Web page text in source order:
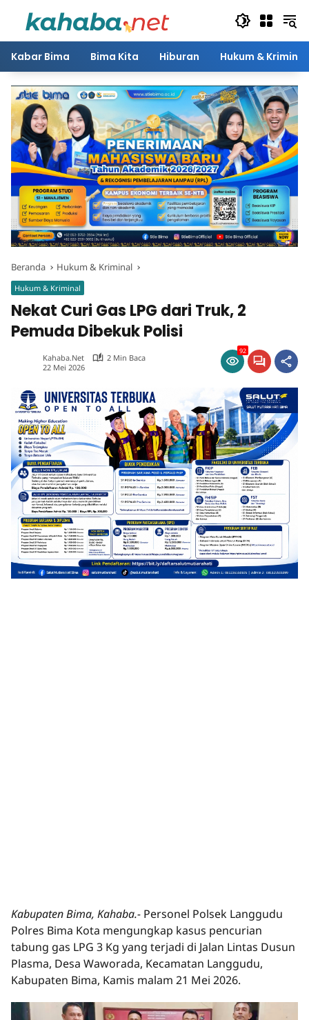
Kabar Bima Bima Kita Hiburan Hukum & Kriminal
Beranda Hukum & Kriminal
Hukum & Kriminal
Nekat Curi Gas LPG dari Truk, 2
Pemuda Dibekuk Polisi
Kahaba.net
2 Min Baca
22 Mei 2026
92
Kabupaten Bima, Kahaba.- Personel Polsek Langgudu
Polres Bima Kota mengungkap kasus pencurian
tabung gas LPG 3 Kg yang terjadi di Jalan Lintas Dusun
Plasma, Desa Waworada, Kecamatan Langgudu,
Kabupaten Bima, Kamis malam 21 Mei 2026.